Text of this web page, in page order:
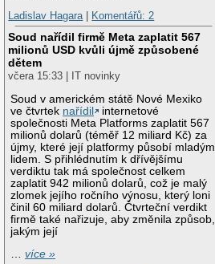
Ladislav Hagara| Komentářů: 2
Soud nařídil firmě Meta zaplatit 567
milionů USD kvůli újmě způsobené
dětem
včera 15:33 | IT novinky
Soud v americkém státě Nové Mexiko
ve čtvrtek nařídil
internetové
společnosti Meta Platforms zaplatit 567
milionů dolarů (téměř 12 miliard Kč) za
újmy, které její platformy působí mladým
lidem. S přihlédnutím k dřívějšímu
verdiktu tak má společnost celkem
zaplatit 942 milionů dolarů, což je malý
zlomek jejího ročního výnosu, který loni
činil 60 miliard dolarů. Čtvrteční verdikt
firmě také nařizuje, aby změnila způsob,
jakým její
…více »